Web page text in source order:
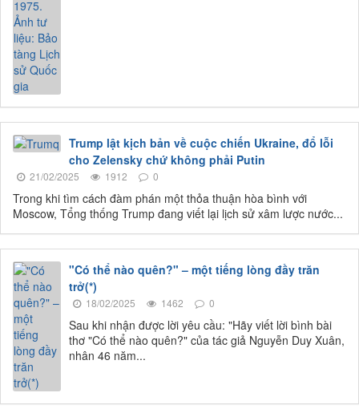
Trump lật kịch bản về cuộc chiến Ukraine, đổ lỗi
cho Zelensky chứ không phải Putin
21/02/2025 1912 0
Trong khi tìm cách đàm phán một thỏa thuận hòa bình với
Moscow, Tổng thống Trump đang viết lại lịch sử xâm lược nước...
"Có thể nào quên?" – một tiếng lòng đầy trăn
trở(*)
18/02/2025 1462 0
Sau khi nhận được lời yêu cầu: "Hãy viết lời bình bài
thơ "Có thể nào quên?" của tác giả Nguyễn Duy Xuân,
nhân 46 năm...